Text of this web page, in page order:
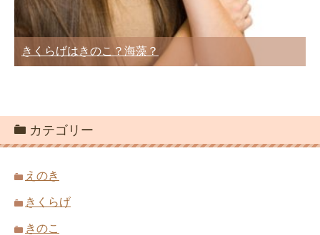
きくらげはきのこ？海藻？
カテゴリー
えのき
きくらげ
きのこ